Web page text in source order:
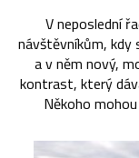
V neposlední
návštěvníkům, kdy
a v něm nový,
kontrast, který
Někoho